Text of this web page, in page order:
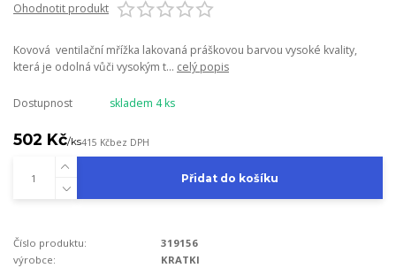
Ohodnotit produkt
Kovová ventilační mřížka lakovaná práškovou barvou vysoké kvality,
která je odolná vůči vysokým t... celý popis
Dostupnost skladem 4 ks
502 Kč/ks415 Kčbez DPH
Přidat do košíku
Číslo produktu:
319156
výrobce:
KRATKI